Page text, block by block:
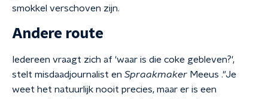
smokkel verschoven zijn.
Andere route
Iedereen vraagt zich af 'waar is die coke gebleven?',
stelt misdaadjournalist en Spraakmaker Meeus ."Je
weet het natuurlijk nooit precies, maar er is een